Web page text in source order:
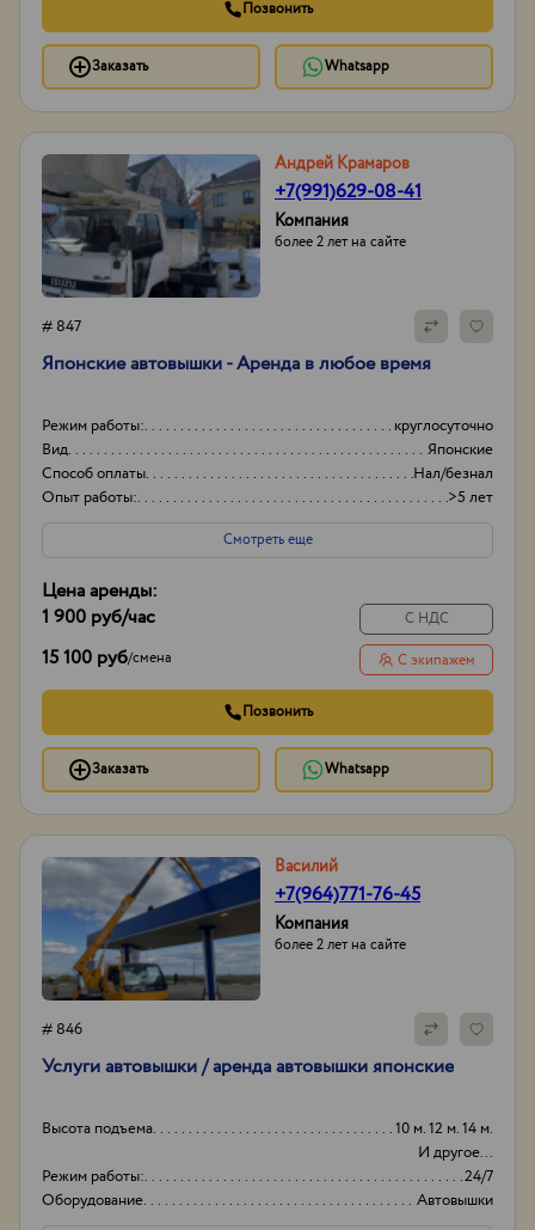
Позвонить
Заказать Whatsapp
Андрей Крамаров
+7(991)629-08-41
Компания
более 2 лет на сайте
# 847
Японские автовышки - Аренда в любое время
Режим работы:
круглосуточно
Вид
Японские
Способ оплаты
Нал/безнал
Опыт работы:
>5 лет
Смотреть еще
Цена аренды:
1 900 руб/час
15 100 руб/смена
С НДС
С экипажем
Позвонить
Заказать Whatsapp
Василий
+7(964)771-76-45
Компания
более 2 лет на сайте
# 846
Услуги автовышки / аренда автовышки японские
Высота подъема
10 м. 12 м. 14 м.
И другое...
Режим работы:
24/7
Оборудование
Автовышки
Вид
Японские